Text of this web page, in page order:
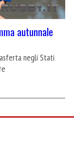
autunnale
negli Stati